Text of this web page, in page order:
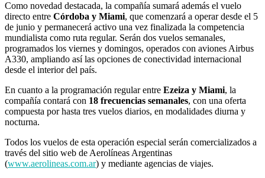
Como novedad destacada, la compañía sumará además el vuelo
directo entre Córdoba y Miami, que comenzará a operar desde el 5
de junio y permanecerá activo una vez finalizada la competencia
mundialista como ruta regular. Serán dos vuelos semanales,
programados los viernes y domingos, operados con aviones Airbus
A330, ampliando así las opciones de conectividad internacional
desde el interior del país.
En cuanto a la programación regular entre Ezeiza y Miami, la
compañía contará con 18 frecuencias semanales, con una oferta
compuesta por hasta tres vuelos diarios, en modalidades diurna y
nocturna.
Todos los vuelos de esta operación especial serán comercializados a
través del sitio web de Aerolíneas Argentinas
(www.aerolineas.com.ar) y mediante agencias de viajes.